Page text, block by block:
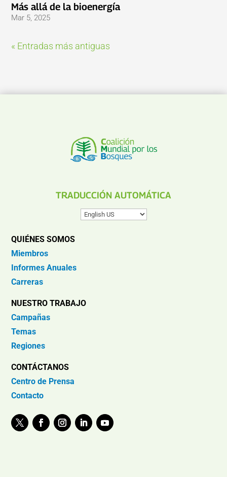
Más allá de la bioenergía
Mar 5, 2025
« Entradas más antiguas
TRADUCCIÓN AUTOMÁTICA
QUIÉNES SOMOS
Miembros
Informes Anuales
Carreras
NUESTRO TRABAJO
Campañas
Temas
Regiones
CONTÁCTANOS
Centro de Prensa
Contacto